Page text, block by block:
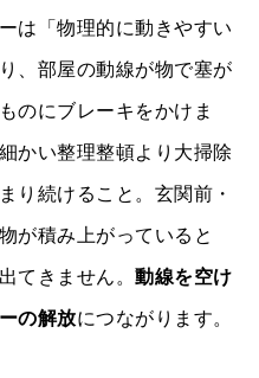
は「物理的に動きやすい
、部屋の動線が物で塞が
のにブレーキをかけま
かい整理整頓より大掃除
り続けること。玄関前・
が積み上がっていると
てきません。動線を空け
の解放につながります。